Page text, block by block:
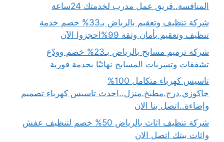
المنافسة..فريق عمل مدرب لخدمتك 24ساعة
شركة تنظيف وتعقيم بالرياض بـ33% خصم خدمة
تنظيف وتعقيم بأمان وثقة 99%احجزوا الآن
شركة ترميم مسابح بالرياض بـ23% خصم وودّع
تشققات وتسربات المسابح نهائيًا بخدمة فورية
تاسيس كهرباء متكامل 100%
جاكوزي.درج.مطبخ.منزل..احدث تاسيس كهرباء تصميم
وإضاءة..اتصل بنا الان
شركة تنظيف اثاث بالرياض 50% خصم لتنظيف عفش
واثاث بيتك اتصل الان